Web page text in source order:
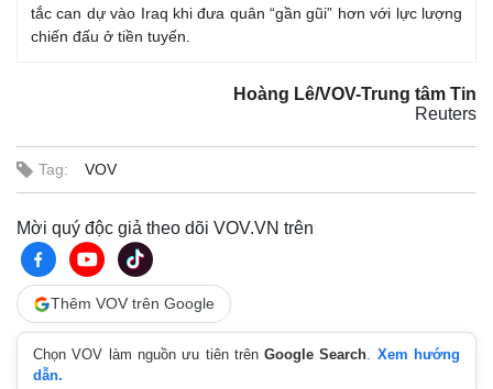
Quan sát
Cuộc sống đó đây
Hồ sơ
Video
E-Magazine
Infographic
tắc can dự vào Iraq khi đưa quân “gần gũi” hơn với lực lượng
chiến đấu ở tiền tuyến.
Hoàng Lê/VOV-Trung tâm Tin
Reuters
Tag: VOV
Mời quý độc giả theo dõi VOV.VN trên
Thêm VOV trên Google
Chọn VOV làm nguồn ưu tiên trênGoogle Search. Xem hướng
dẫn.